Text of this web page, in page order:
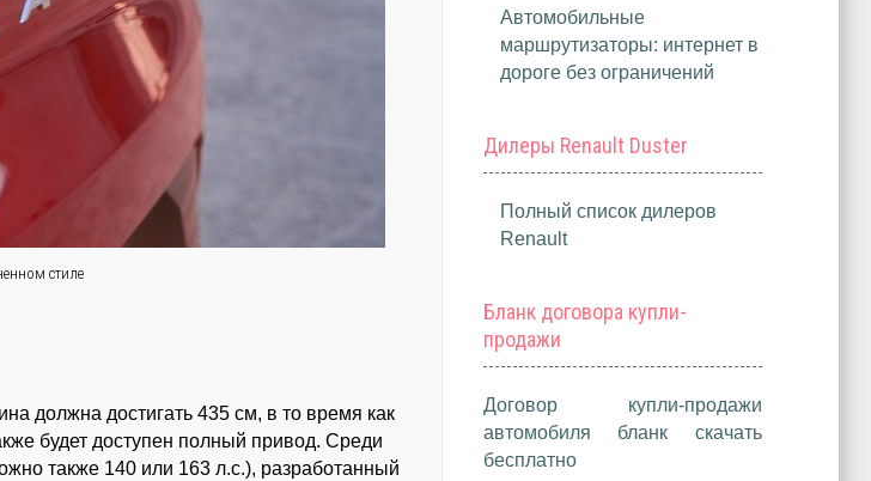
стиле
должна достигать 435 см, в то время как
будет доступен полный привод. Среди
также 140 или 163 л.с.), разработанный
Автомобильные
маршрутизаторы: интернет в
дороге без ограничений
Дилеры Renault Duster
Полный список дилеров
Renault
Бланк договора купли-
продажи
Договор купли-продажи
автомобиля бланк скачать
бесплатно